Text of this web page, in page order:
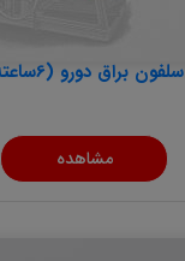
سلفون براق دورو (6ساعته)
مشاهده